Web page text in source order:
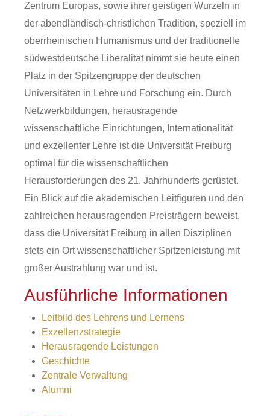
Zentrum Europas, sowie ihrer geistigen Wurzeln in
der abendländisch-christlichen Tradition, speziell im
oberrheinischen Humanismus und der traditionelle
südwestdeutsche Liberalität nimmt sie heute einen
Platz in der Spitzengruppe der deutschen
Universitäten in Lehre und Forschung ein. Durch
Netzwerkbildungen, herausragende
wissenschaftliche Einrichtungen, Internationalität
und exzellenter Lehre ist die Universität Freiburg
optimal für die wissenschaftlichen
Herausforderungen des 21. Jahrhunderts gerüstet.
Ein Blick auf die akademischen Leitfiguren und den
zahlreichen herausragenden Preisträgern beweist,
dass die Universität Freiburg in allen Disziplinen
stets ein Ort wissenschaftlicher Spitzenleistung mit
großer Austrahlung war und ist.
Ausführliche Informationen
Leitbild des Lehrens und Lernens
Exzellenzstrategie
Herausragende Leistungen
Geschichte
Zentrale Verwaltung
Alumni